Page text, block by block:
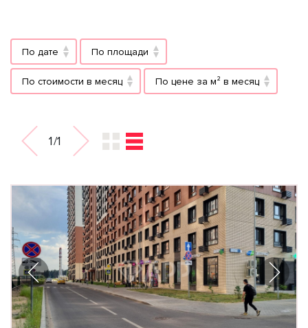
По дате По площади
По стоимости в месяц По цене за м² в месяц
1/1